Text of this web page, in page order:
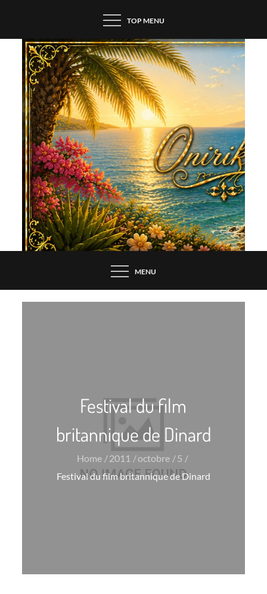
content
TOP MENU
MENU
Festival du film
britannique de Dinard
Home 2011 octobre
5
Festival du film britannique de Dinard